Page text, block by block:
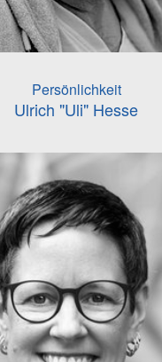
Persönlichkeit
Ulrich "Uli" Hesse